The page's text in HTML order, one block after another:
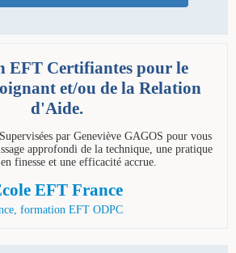
EFT Certifiantes pour le
et/ou de la Relation
d'Aide.
par Geneviève GAGOS pour vous
approfondi de la technique, une pratique
finesse et une efficacité accrue.
EFT France